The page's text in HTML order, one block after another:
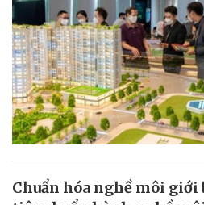
Chuẩn hóa nghề môi giới